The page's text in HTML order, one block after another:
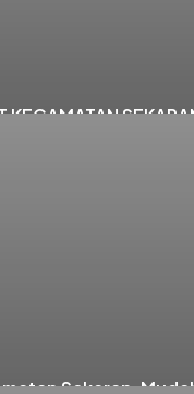
KECAMATAN
Sekaran,